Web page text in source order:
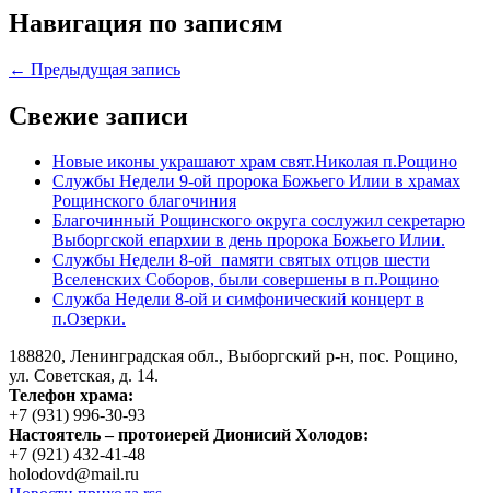
Навигация по записям
← Предыдущая запись
Свежие записи
Новые иконы украшают храм свят.Николая п.Рощино
Службы Недели 9-ой пророка Божьего Илии в храмах
Рощинского благочиния
Благочинный Рощинского округа сослужил секретарю
Выборгской епархии в день пророка Божьего Илии.
Службы Недели 8-ой памяти святых отцов шести
Вселенских Соборов, были совершены в п.Рощино
Служба Недели 8-ой и симфонический концерт в
п.Озерки.
188820, Ленинградская обл., Выборгский р-н, пос. Рощино,
ул. Советская, д. 14.
Телефон храма:
+7 (931) 996-30-93
Настоятель – протоиерей Дионисий Холодов:
+7 (921) 432-41-48
holodovd@mail.ru